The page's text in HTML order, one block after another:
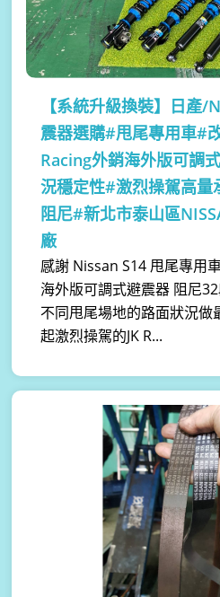
【系統升級換裝】 日產/
震器選購#甩尾專用車#
Racing外銷海外版可調
況穩定性#激烈操駕高
阻尼#新北市泰山區
廠
感謝 Nissan S14 甩尾專用
海外版可調式避震器 阻尼
不同甩尾場地的路面狀況做
起激烈操駕的JK R...